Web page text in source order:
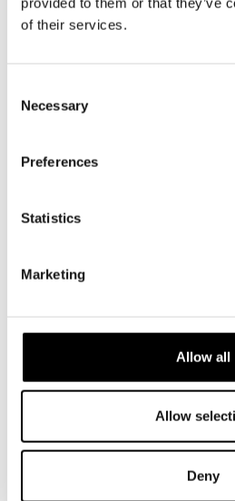
of their services.
Selection
Necessary
Preferences
Statistics
Marketing
Allow all
Allow
Deny
Niklas Strömstedt OM
och livet bakom
I den självbiografiska
blickar Niklas Strömstedt tillbaka
rampljuset – med humor,